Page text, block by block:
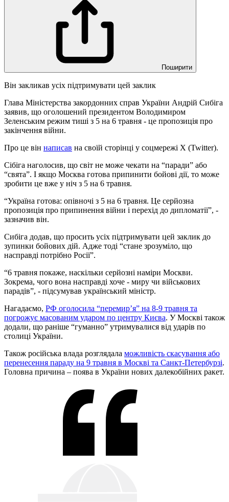
Поширити
Він закликав усіх підтримувати цей заклик
Глава Міністерства закордонних справ України Андрій Сибіга
заявив, що оголошений президентом Володимиром
Зеленським режим тиші з 5 на 6 травня - це пропозиція про
закінчення війни.
Про це він написав на своїй сторінці у соцмережі X (Twitter).
Сібіга наголосив, що світ не може чекати на “паради” або
“свята”. І якщо Москва готова припинити бойові дії, то може
зробити це вже у ніч з 5 на 6 травня.
“Україна готова: опівночі з 5 на 6 травня. Це серйозна
пропозиція про припинення війни і перехід до дипломатії”, -
зазначив він.
Сибіга додав, що просить усіх підтримувати цей заклик до
зупинки бойових дій. Адже тоді “стане зрозуміло, що
насправді потрібно Росії”.
“6 травня покаже, наскільки серйозні наміри Москви.
Зокрема, чого вона насправді хоче - миру чи військових
парадів”, - підсумував український міністр.
Нагадаємо, РФ оголосила “перемир’я” на 8-9 травня та
погрожує масованим ударом по центру Києва. У Москві також
додали, що раніше “гуманно” утримувалися від ударів по
столиці України.
Також російська влада розглядала можливість скасування або
перенесення параду на 9 травня в Москві та Санкт-Петербурзі.
Головна причина – поява в України нових далекобійних ракет.